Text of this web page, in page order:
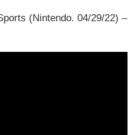
(Nintendo. 04/29/22) –